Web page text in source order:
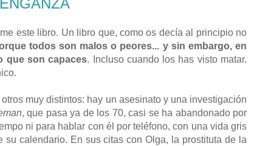
este libro. Un libro que, como os decía al principio no
todos son malos o peores... y sin embargo, en
que son capaces. Incluso cuando los has visto matar.
muy distintos: hay un asesinato y una investigación
, que pasa ya de los 70, casi se ha abandonado por
ni para hablar con él por teléfono, con una vida gris
calendario. En sus citas con Olga, la prostituta de la